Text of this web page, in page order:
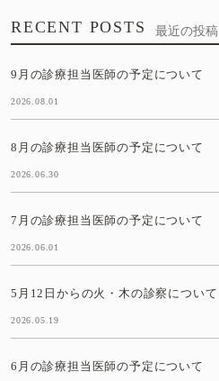
RECENT POSTS 最近の投稿
9月の診療担当医師の予定について
2026.08.01
8月の診療担当医師の予定について
2026.06.30
7月の診療担当医師の予定について
2026.06.01
5月12日からの火・木の診察について
2026.05.19
6月の診療担当医師の予定について